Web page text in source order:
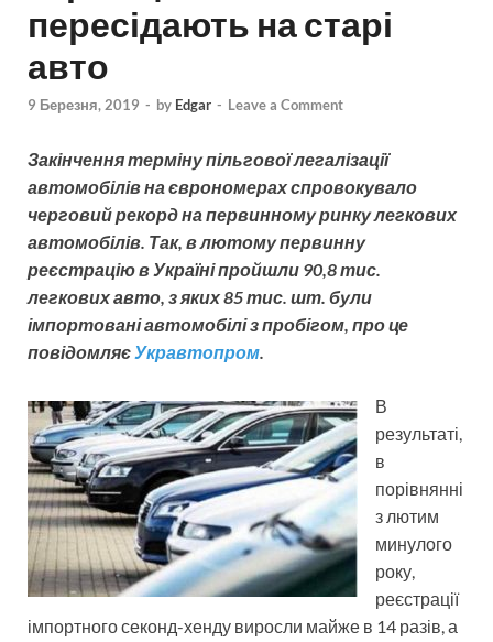
пересідають на старі
авто
9 Березня, 2019 - by Edgar - Leave a Comment
Закінчення терміну пільгової легалізації
автомобілів на єврономерах спровокувало
черговий рекорд на первинному ринку легкових
автомобілів. Так, в лютому первинну
реєстрацію в Україні пройшли 90,8 тис.
легкових авто, з яких 85 тис. шт. були
імпортовані автомобілі з пробігом, про це
повідомляєУкравтопром.
В
результаті,
в
порівнянні
з лютим
минулого
року,
реєстрації
імпортного секонд-хенду виросли майже в 14 разів, а